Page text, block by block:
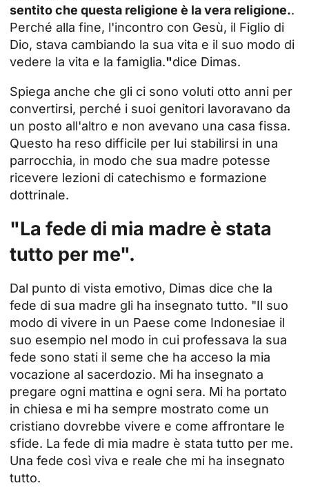
sentito che questa religione è la vera religione..
Perché alla fine, l'incontro con Gesù, il Figlio di
Dio, stava cambiando la sua vita e il suo modo di
vedere la vita e la famiglia."dice Dimas.
Spiega anche che gli ci sono voluti otto anni per
convertirsi, perché i suoi genitori lavoravano da
un posto all'altro e non avevano una casa fissa.
Questo ha reso difficile per lui stabilirsi in una
parrocchia, in modo che sua madre potesse
ricevere lezioni di catechismo e formazione
dottrinale.
"La fede di mia madre è stata
tutto per me".
Dal punto di vista emotivo, Dimas dice che la
fede di sua madre gli ha insegnato tutto. "Il suo
modo di vivere in un Paese come Indonesiae il
suo esempio nel modo in cui professava la sua
fede sono stati il seme che ha acceso la mia
vocazione al sacerdozio. Mi ha insegnato a
pregare ogni mattina e ogni sera. Mi ha portato
in chiesa e mi ha sempre mostrato come un
cristiano dovrebbe vivere e come affrontare le
sfide. La fede di mia madre è stata tutto per me.
Una fede così viva e reale che mi ha insegnato
tutto.